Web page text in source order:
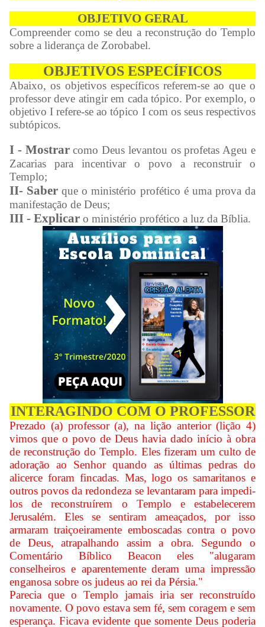
OBJETIVO GERAL
Compreender como se deu a reconstrução do Templo
sobre a liderança de Zorobabel.
OBJETIVOS ESPECÍFICOS
Abaixo, os objetivos específicos referem-se ao que o
professor deve atingir em cada tópico. Por exemplo, o
objetivo I refere-se ao tópico I com os seus respectivos
subtópicos.
I - Mostrar como Deus levantou os profetas Ageu e
Zacarias para incentivar o povo a reconstruir o
Templo;
II- Saber que o ministério profético é uma prova da
manifestação de Deus;
III - Explicar o ministério profético a luz da Bíblia.
INTERAGINDO COM O PROFESSOR
Prezado (a) professor (a), na lição anterior (lição 4)
vimos que o povo de Deus havia dado início à obra
de reconstrução do Templo. Eles fizeram um culto de
adoração ao Senhor quando as últimas pedras do
alicerce foram fincadas. Mas, logo os samaritanos e
outros povos da redondeza se levantaram para impedi-
los de reconstruírem o Templo e estabelecerem
Jerusalém. Eles se sentiram ameaçados, por isso
armaram traiçoeiramente emboscadas contra o povo
de Deus, atrapalhando assim a obra. Segundo o
Comentário Bíblico Beacon eles "alugaram
conselheiros e aparentemente deram uma impressão
enganosa sobre os judeus ao rei da Pérsia."
Parecia que o Templo jamais iria ser reconstruído
novamente. O povo estava sem fé, sem coragem e sem
esperança. Ficava evidente que somente Deus poderia